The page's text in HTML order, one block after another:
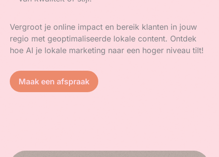
Vergroot je online impact en bereik klanten in jouw
regio met geoptimaliseerde lokale content. Ontdek
hoe AI je lokale marketing naar een hoger niveau tilt!
Maak een afspraak